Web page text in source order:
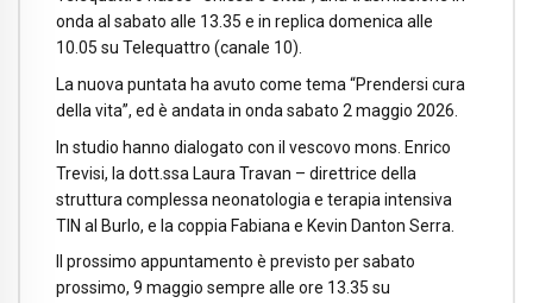
onda al sabato alle 13.35 e in replica domenica alle
10.05 su Telequattro (canale 10).
La nuova puntata ha avuto come tema “Prendersi cura
della vita”, ed è andata in onda sabato 2 maggio 2026.
In studio hanno dialogato con il vescovo mons. Enrico
Trevisi, la dott.ssa Laura Travan – direttrice della
struttura complessa neonatologia e terapia intensiva
TIN al Burlo, e la coppia Fabiana e Kevin Danton Serra.
Il prossimo appuntamento è previsto per sabato
prossimo, 9 maggio sempre alle ore 13.35 su